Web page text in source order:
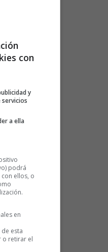
o una
un
las
un
con
y
a ella
podrá
ellos, o
en
esta
o retirar el